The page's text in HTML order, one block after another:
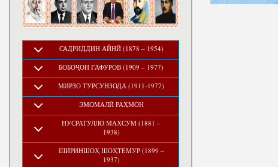
САДРИДДИН АЙНӢ (1878 – 1954)
БОБОҶОН ҒАФУРОВ (1909 – 1977)
МИРЗО ТУРСУНЗОДА (1911-1977)
ЭМОМАЛӢ РАҲМОН
НУСРАТУЛЛО МАХСУМ (1881 –
1938)
ШИРИНШОҲ ШОҲТЕМУР (1899 –
1937)